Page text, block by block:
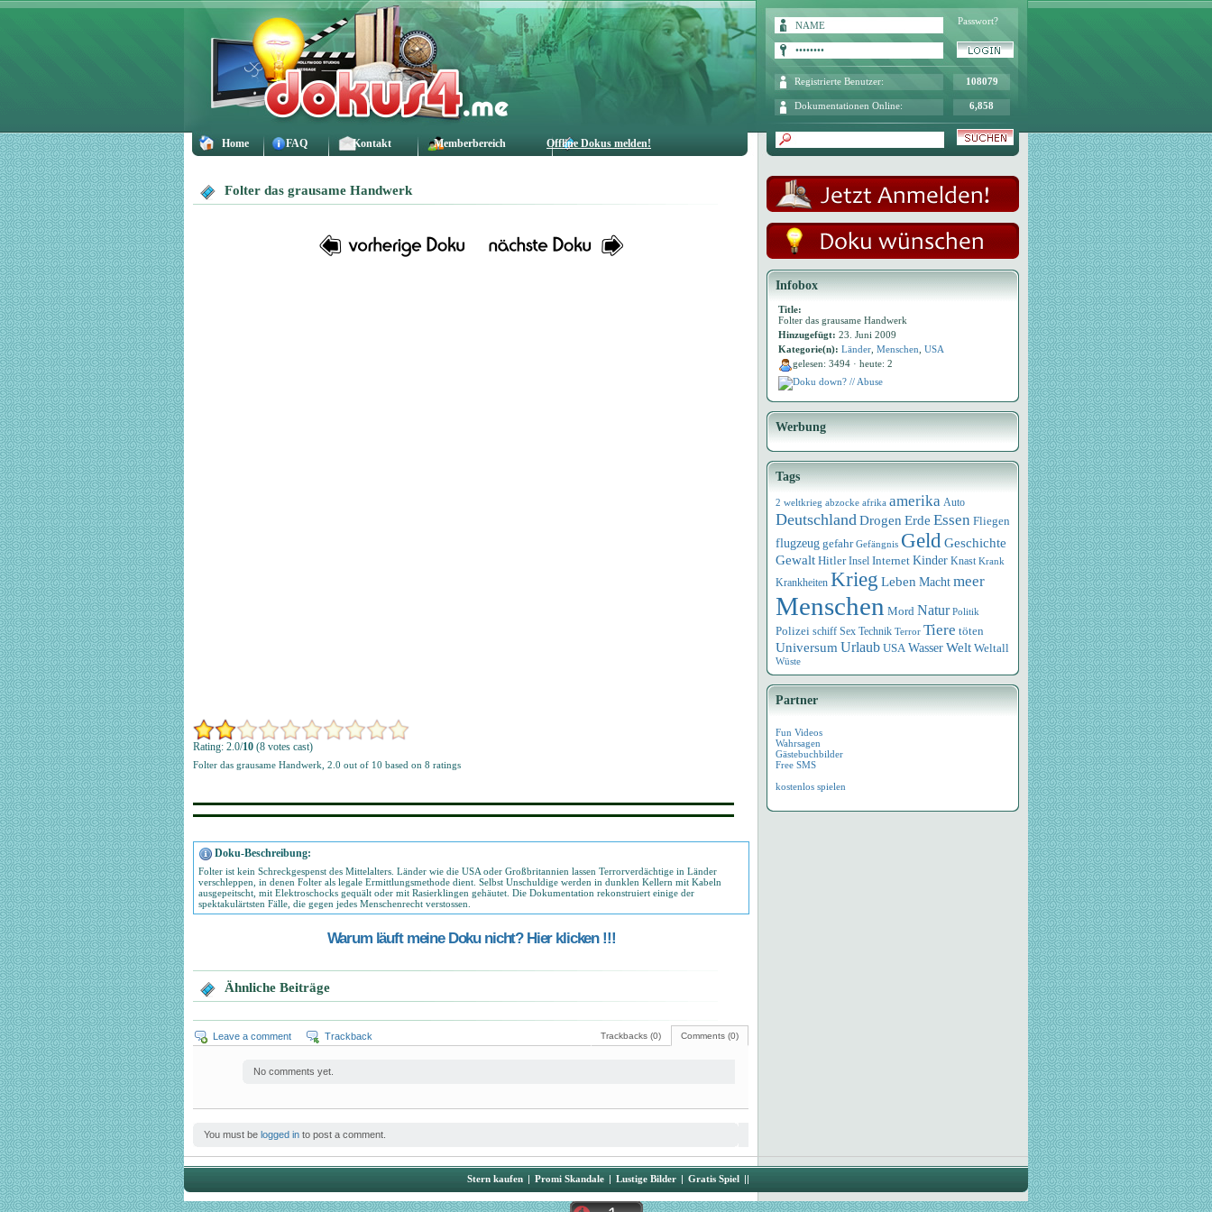
Home FAQ Kontakt Memberbereich Offline Dokus melden!
Passwort?
Registrierte Benutzer: 108079
Dokumentationen Online: 6,858
Folter das grausame Handwerk
Rating: 2.0/10 (8 votes cast)
Folter das grausame Handwerk 2.0 out of 10 based on 8 ratings
Doku-Beschreibung:
Folter ist kein Schreckgespenst des Mittelalters. Länder wie die USA oder Großbritannien lassen Terrorverdächtige in Länder
verschleppen, in denen Folter als legale Ermittlungsmethode dient. Selbst Unschuldige werden in dunklen Kellern mit Kabeln
ausgepeitscht, mit Elektroschocks gequält oder mit Rasierklingen gehäutet. Die Dokumentation rekonstruiert einige der
spektakulärtsten Fälle, die gegen jedes Menschenrecht verstossen.
Warum läuft meine Doku nicht? Hier klicken !!!
Ähnliche Beiträge
Comments (0)
Trackbacks (0)
Leave a comment Trackback
No comments yet.
You must be logged in to post a comment.
Infobox
Title:
Folter das grausame Handwerk
Hinzugefügt: 23. Juni 2009
Kategorie(n): Länder Menschen USA
gelesen: 3494 · heute: 2
Doku down? // Abuse
Werbung
Tags
2 weltkrieg abzocke afrika amerika Auto
DeutschlandDrogen Erde Essen Fliegen
flugzeug gefahr Gefängnis GeldGeschichte
Gewalt Hitler Insel Internet Kinder Knast Krank
Krankheiten Krieg Leben Macht meer
Menschen Mord Natur Politik
Polizei schiff Sex Technik Terror Tiere töten
Universum Urlaub USA WasserWelt Weltall
Wüste
Partner
Fun Videos
Wahrsagen
Gästebuchbilder
Free SMS
kostenlos spielen
Stern kaufen | Promi Skandale | Lustige Bilder | Gratis Spiel ||